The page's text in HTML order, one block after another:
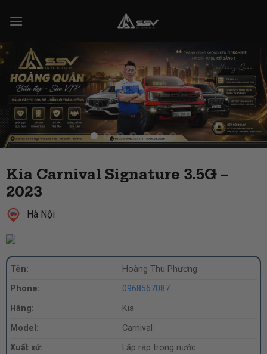
Kia Carnival Signature 3.5G –
2023
Hà Nội
Tên:
Hoàng Thu Phương
Phone:
0968567087
Hãng:
Kia
Model:
Carnival
Xuất xứ:
Lắp ráp trong nước